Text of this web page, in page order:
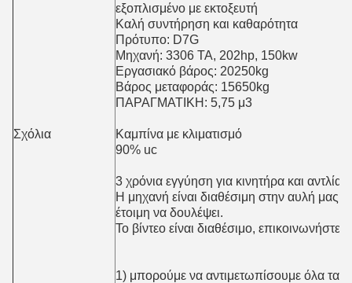
Σχόλια
εξοπλισμένο με εκτοξευτή
Καλή συντήρηση και καθαρότητα
Πρότυπο: D7G
Μηχανή: 3306 TA, 202hp, 150kw
Εργασιακό βάρος: 20250kg
Βάρος μεταφοράς: 15650kg
ΠΑΡΑΓΜΑΤΙΚΗ: 5,75 μ3
Καμπίνα με κλιματισμό
90% uc
3 χρόνια εγγύηση για κινητήρα και αντλία
Η μηχανή είναι διαθέσιμη στην αυλή μας,
έτοιμη να δουλέψει.
Το βίντεο είναι διαθέσιμο, επικοινωνήστε
1) μπορούμε να αντιμετωπίσουμε όλα τα